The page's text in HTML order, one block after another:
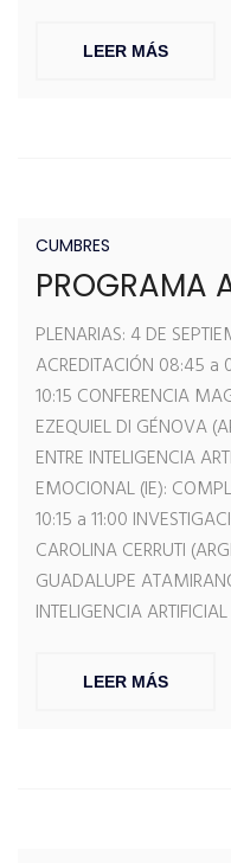
LEER MÁS
CUMBRES
PROGRAMA
PLENARIAS: 4 DE
ACREDITACIÓN 08:45 a
10:15 CONFERENCIA
EZEQUIEL DI GÉNOVA
ENTRE INTELIGENCIA
EMOCIONAL (IE):
10:15 a 11:00
CAROLINA CERRUTI
GUADALUPE
INTELIGENCIA
LEER MÁS